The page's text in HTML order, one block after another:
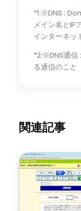
*1:※DNS :
メイン名とIP
インターネッ
*2:※DNS通信
る通信のこと
関連記事